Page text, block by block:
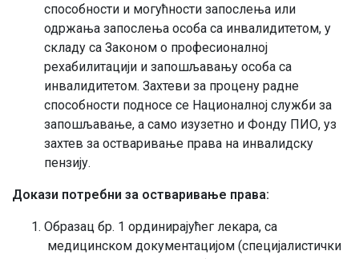
способности и могућности запослења или
одржања запослења особа са инвалидитетом, у
складу са Законом о професионалној
рехабилитацији и запошљавању особа са
инвалидитетом. Захтеви за процену радне
способности подносе се Националној служби за
запошљавање, а само изузетно и Фонду ПИО, уз
захтев за остваривање права на инвалидску
пензију.
Докази потребни за остваривање права:
Образац бр. 1 ординирајућег лекара, са
медицинском документацијом (специјалистички